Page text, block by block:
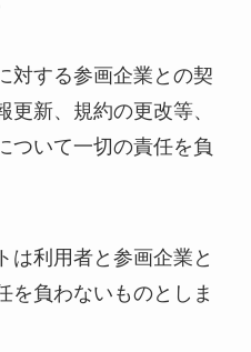
対する参画企業との契
新、規約の更改等、
ついて一切の責任を負
は利用者と参画企業と
を負わないものとしま